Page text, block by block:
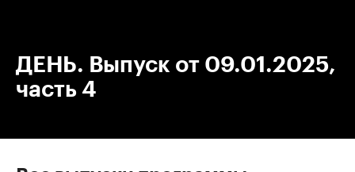
ДЕНЬ. Выпуск от 09.01.2025,
часть 4